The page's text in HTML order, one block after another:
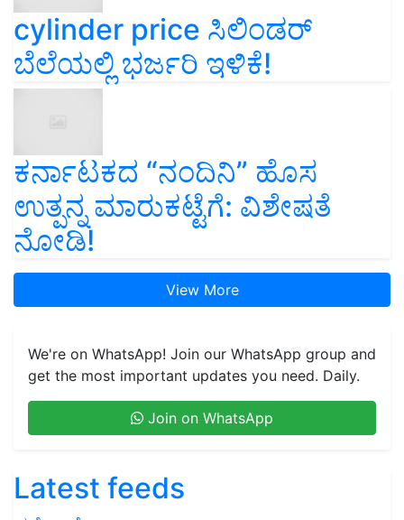
cylinder price ಸಿಲಿಂಡರ್‌
ಬೆಲೆಯಲ್ಲಿ ಭರ್ಜರಿ ಇಳಿಕೆ!
ಕರ್ನಾಟಕದ “ನಂದಿನಿ” ಹೊಸ
ಉತ್ಪನ್ನ ಮಾರುಕಟ್ಟೆಗೆ: ವಿಶೇಷತೆ
ನೋಡಿ!
View More
We're on WhatsApp! Join our WhatsApp group and
get the most important updates you need. Daily.
Join on WhatsApp
Latest feeds